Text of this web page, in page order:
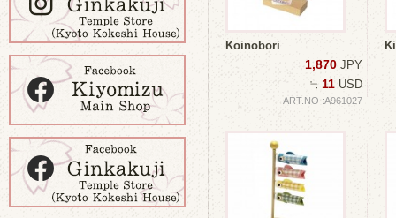
Koinobori
1,870 JPY
≒ 11 USD
ART.NO :A961027